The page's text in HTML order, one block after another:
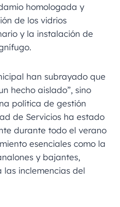
homologada y
de los vidrios
y la instalación de
han subrayado que
hecho aislado”, sino
política de gestión
de Servicios ha estado
durante todo el verano
esenciales como la
y bajantes,
inclemencias del